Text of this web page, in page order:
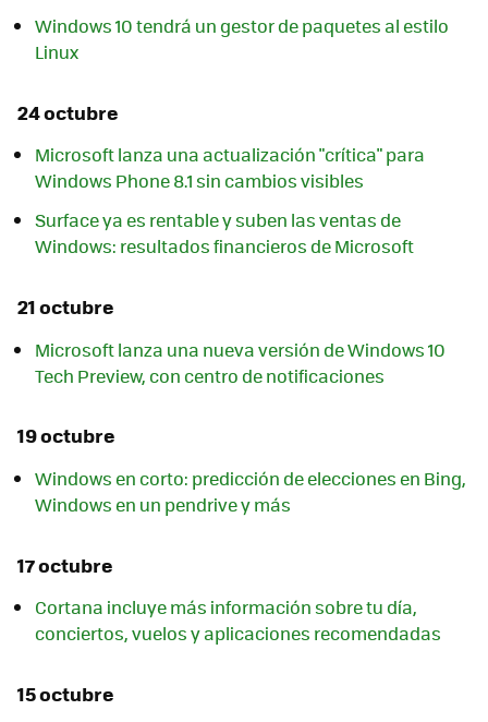
Windows 10 tendrá un gestor de paquetes al estilo
Linux
24 octubre
Microsoft lanza una actualización "crítica" para
Windows Phone 8.1 sin cambios visibles
Surface ya es rentable y suben las ventas de
Windows: resultados financieros de Microsoft
21 octubre
Microsoft lanza una nueva versión de Windows 10
Tech Preview, con centro de notificaciones
19 octubre
Windows en corto: predicción de elecciones en Bing,
Windows en un pendrive y más
17 octubre
Cortana incluye más información sobre tu día,
conciertos, vuelos y aplicaciones recomendadas
15 octubre